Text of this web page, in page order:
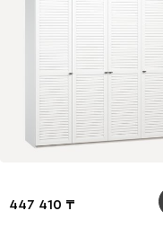
447 410